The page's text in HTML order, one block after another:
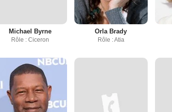
Michael Byrne
Rôle : Ciceron
Orla Brady
Rôle : Atia